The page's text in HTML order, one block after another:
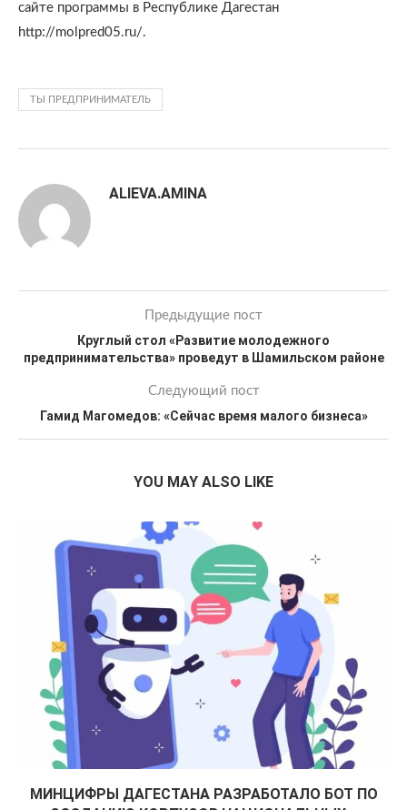
сайте программы в Республике Дагестан
http://molpred05.ru/.
ТЫ ПРЕДПРИНИМАТЕЛЬ
ALIEVA.AMINA
Предыдущие пост
Круглый стол «Развитие молодежного
предпринимательства» проведут в Шамильском районе
Следующий пост
Гамид Магомедов: «Сейчас время малого бизнеса»
YOU MAY ALSO LIKE
МИНЦИФРЫ ДАГЕСТАНА РАЗРАБОТАЛО БОТ ПО